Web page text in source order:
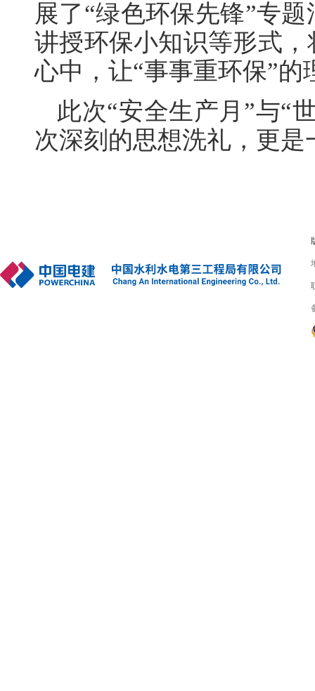
展了“绿色环保先锋”专
讲授环保小知识等形式
心中，让“事事重环保”的
此次“安全生产月”与“
次深刻的思想洗礼，更